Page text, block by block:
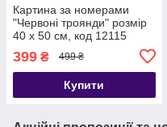
Картина за номерами
"Червоні троянди" розмір
40 х 50 см, код 12115
399 ₴ 499 ₴
Купити